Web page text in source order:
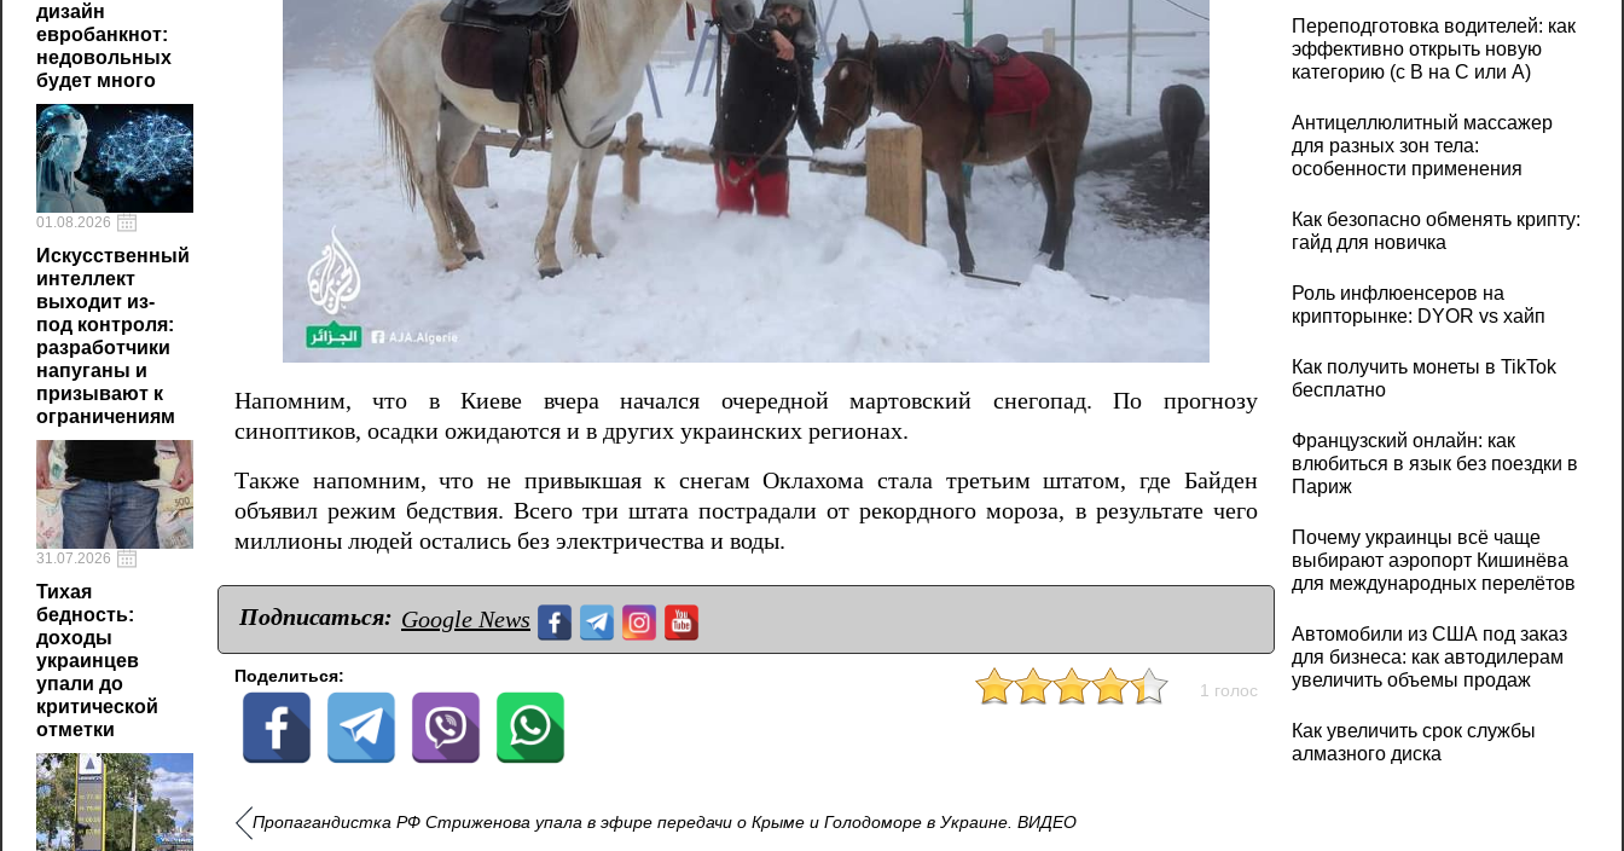
дизайн
евробанкнот:
недовольных
будет много
01.08.2026
Искусственный
интеллект
выходит из-
под контроля:
разработчики
напуганы и
призывают к
ограничениям
31.07.2026
Тихая
бедность:
доходы
украинцев
упали до
критической
отметки
Напомним, что в Киеве вчера начался очередной мартовский снегопад. По прогнозу
синоптиков, осадки ожидаются и в других украинских регионах.
Также напомним, что не привыкшая к снегам Оклахома стала третьим штатом, где Байден
объявил режим бедствия. Всего три штата пострадали от рекордного мороза, в результате чего
миллионы людей остались без электричества и воды.
Подписаться: Google News
Поделиться:
1 голос
Пропагандистка РФ Стриженова упала в эфире передачи о Крыме и Голодоморе в Украине. ВИДЕО
Переподготовка водителей: как
эффективно открыть новую
категорию (с B на C или А)
Антицеллюлитный массажер
для разных зон тела:
особенности применения
Как безопасно обменять крипту:
гайд для новичка
Роль инфлюенсеров на
крипторынке: DYOR vs хайп
Как получить монеты в TikTok
бесплатно
Французский онлайн: как
влюбиться в язык без поездки в
Париж
Почему украинцы всё чаще
выбирают аэропорт Кишинёва
для международных перелётов
Автомобили из США под заказ
для бизнеса: как автодилерам
увеличить объемы продаж
Как увеличить срок службы
алмазного диска